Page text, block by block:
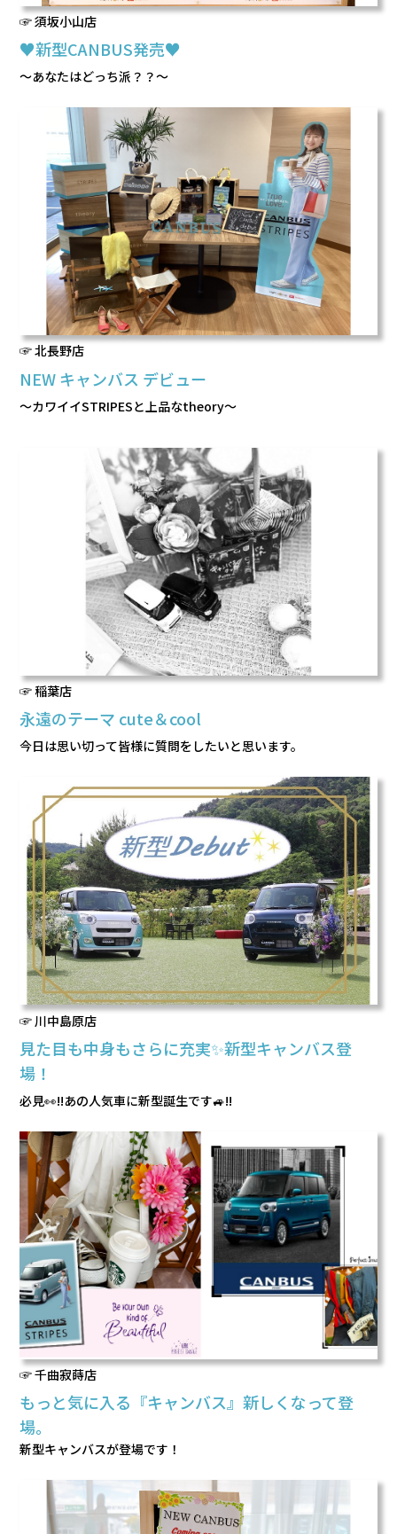
☞ 須坂小山店
♥新型CANBUS発売♥
～あなたはどっち派？？～
☞ 北長野店
NEW キャンバス デビュー
～カワイイSTRIPESと上品なtheory～
☞ 稲葉店
永遠のテーマ cute＆cool
今日は思い切って皆様に質問をしたいと思います。
☞ 川中島原店
見た目も中身もさらに充実✨新型キャンバス登
場！
必見👀!!あの人気車に新型誕生です🚙!!
☞ 千曲寂蒔店
もっと気に入る『キャンバス』新しくなって登
場。
新型キャンバスが登場です！